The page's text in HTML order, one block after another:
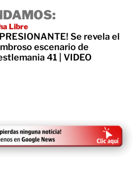
Libre
Se revela el
escenario de
41 | VIDEO